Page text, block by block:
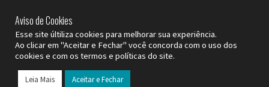
Aviso de Cookies
Esse site últiliza cookies para melhorar sua experiência.
Ao clicar em "Aceitar e Fechar" você concorda com o uso dos
cookies e com os termos e políticas do site.
Leia Mais Aceitar e Fechar